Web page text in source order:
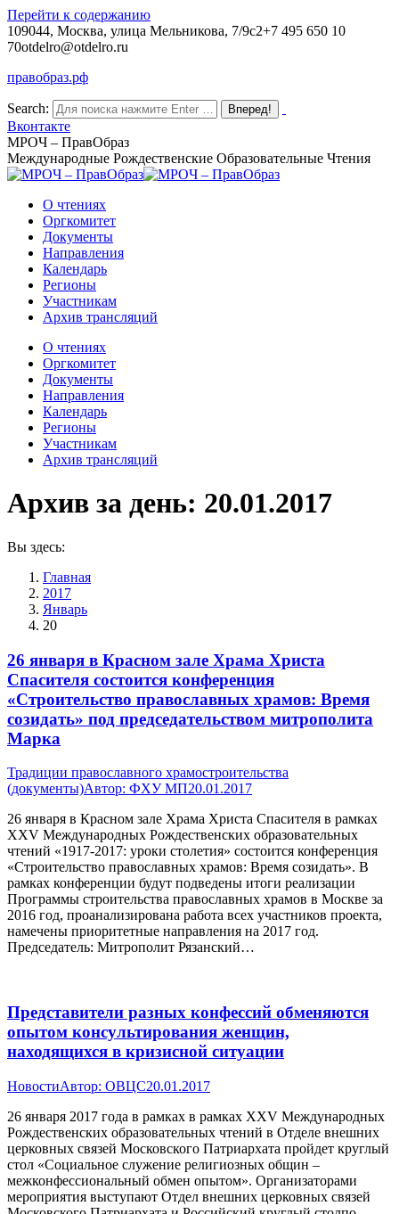
Перейти к содержанию
109044, Москва, улица Мельникова, 7/9с2+7 495 650 10
70otdelro@otdelro.ru
правобраз.рф
Search:
Вконтакте
МРОЧ – ПравОбраз
Международные Рождественские Образовательные Чтения
О чтениях
Оргкомитет
Документы
Направления
Календарь
Регионы
Участникам
Архив трансляций
О чтениях
Оргкомитет
Документы
Направления
Календарь
Регионы
Участникам
Архив трансляций
Архив за день: 20.01.2017
Вы здесь:
Главная
2017
Январь
20
26 января в Красном зале Храма Христа
Спасителя состоится конференция
«Строительство православных храмов: Время
созидать» под председательством митрополита
Марка
Традиции православного храмостроительства
(документы)Автор: ФХУ МП20.01.2017
26 января в Красном зале Храма Христа Спасителя в рамках
XXV Международных Рождественских образовательных
чтений «1917-2017: уроки столетия» состоится конференция
«Строительство православных храмов: Время созидать». В
рамках конференции будут подведены итоги реализации
Программы строительства православных храмов в Москве за
2016 год, проанализирована работа всех участников проекта,
намечены приоритетные направления на 2017 год.
Председатель: Митрополит Рязанский…
Представители разных конфессий обменяются
опытом консультирования женщин,
находящихся в кризисной ситуации
НовостиАвтор: ОВЦС20.01.2017
26 января 2017 года в рамках в рамках ХХV Международных
Рождественских образовательных чтений в Отделе внешних
церковных связей Московского Патриархата пройдет круглый
стол «Социальное служение религиозных общин –
межконфессиональный обмен опытом». Организаторами
мероприятия выступают Отдел внешних церковных связей